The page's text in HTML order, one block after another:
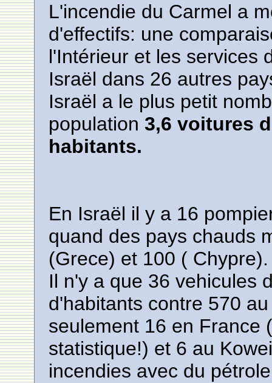
L'incendie du Carmel a
d'effectifs: une
l'Intérieur et les services
Israël dans 26 autres
Israël a le plus petit
population3,6 voitures
habitants.
En Israël il y a 16
quand des pays chauds
(Grece) et 100 ( Chypre).
Il n'y a que 36 vehicules
d'habitants contre 570
seulement 16 en France
statistique!) et 6 au
incendies avec du